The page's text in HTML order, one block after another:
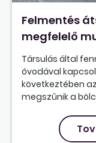
Felmentés
megfelelő
Társulás által
óvodával
következtében
megszűnik a